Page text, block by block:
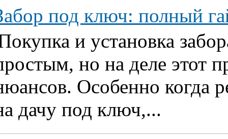
под ключ: полный
и установка
но на деле этот
Особенно когда
дачу под ключ,...